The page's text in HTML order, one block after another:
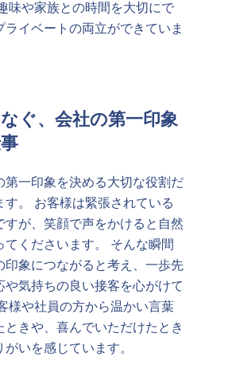
味や家族との時間を大切にで
ライベートの両立ができていま
ぐ、会社の第一印象
第一印象を決める大切な役割だ
す。 お客様は緊張されている
すが、笑顔で声をかけると自然
てくださいます。 そんな瞬間
印象につながると考え、一歩先
や気持ちの良い接客を心がけて
様や社員の方から温かい言葉
ときや、喜んでいただけたとき
いを感じています。